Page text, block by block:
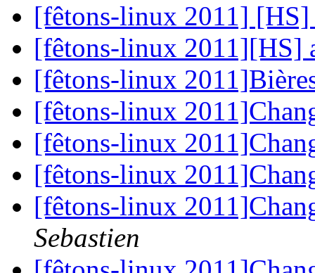
[fêtons-linux 2011]
[fêtons-linux 2011][HS]
[fêtons-linux
[fêtons-linux
[fêtons-linux
[fêtons-linux
[fêtons-linux
Sebastien